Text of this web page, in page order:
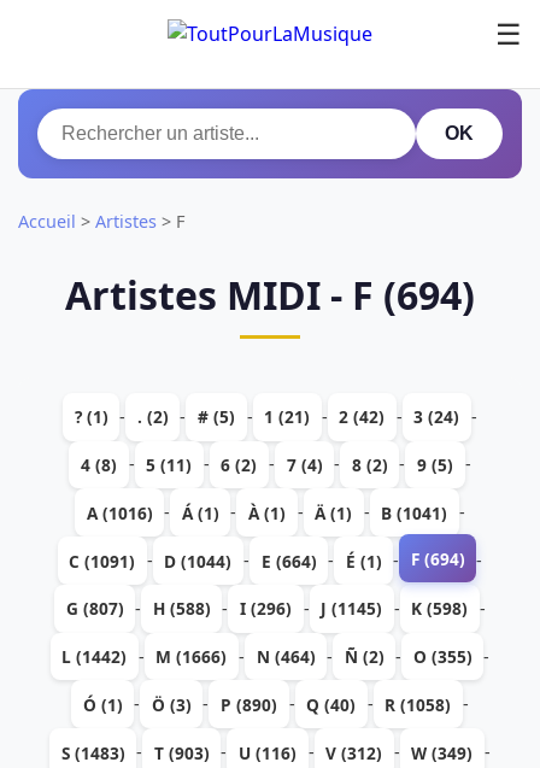
☰
OK
Accueil > Artistes > F
Artistes MIDI - F (694)
? (1) - . (2) - # (5) - 1 (21) - 2 (42) - 3 (24) -
4 (8) - 5 (11) - 6 (2) - 7 (4) - 8 (2) - 9 (5) -
A (1016) - Á (1) - À (1) - Ä (1) - B (1041) -
C (1091) - D (1044) - E (664) - É (1) - F (694) -
G (807) - H (588) - I (296) - J (1145) - K (598) -
L (1442) - M (1666) - N (464) - Ñ (2) - O (355) -
Ó (1) - Ö (3) - P (890) - Q (40) - R (1058) -
S (1483) - T (903) - U (116) - V (312) - W (349) -